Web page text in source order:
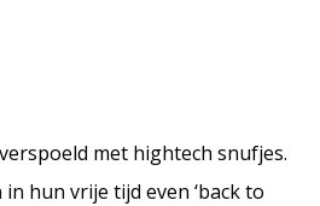
met hightech snufjes.
hun vrije tijd even ‘back to